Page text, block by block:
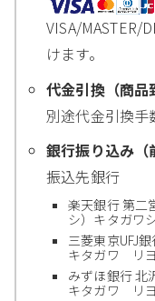
VISA/MASTER/
けます。
代金引換（商品
別途代金引換手
銀行振り込み（
振込先銀行
楽天銀行 第二
シ）キタガワ
三菱東京UFJ
キタガワ リ
みずほ銀行 北
キタガワ リ